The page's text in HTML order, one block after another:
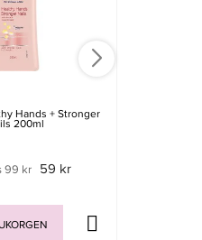
Hands + Stronger
200ml
99 kr 59 kr